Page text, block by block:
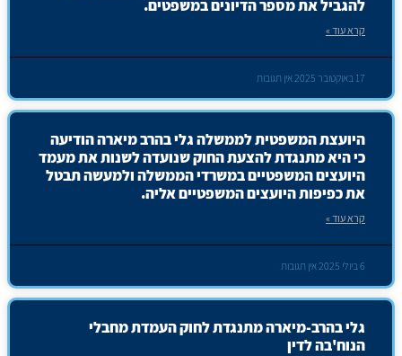
להגביל את מספר הדיונים במשפטים.
קרא עוד »
17 באוקטובר 2025 אין תגובות
היועצת המשפטית לממשלה גלי בהרב מיארה הודיעה
כי היא מתנגדת להצעת החוק שנועדה לשנות את מעמד
היועצים המשפטיים במשרדי הממשלה ולמעשה תבטל
את כפיפות היועצים המשפטיים אליה.
קרא עוד »
6 ביולי 2025 אין תגובות
גלי בהרב-מיארה מתנגדת לחוק העמדת מחבלי
הנוח'בה לדין